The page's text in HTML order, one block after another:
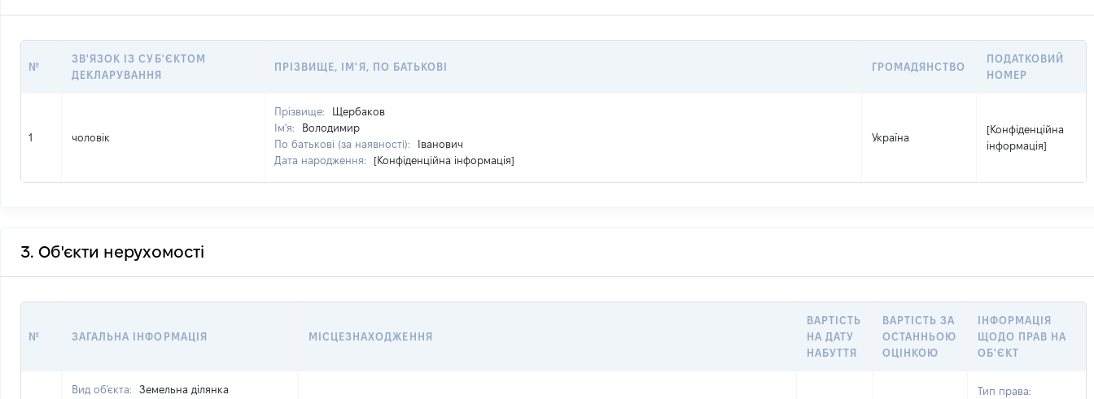
№
ЗВ'ЯЗОК ІЗ СУБ'ЄКТОМ
ДЕКЛАРУВАННЯ
ПРІЗВИЩЕ, ІМ'Я, ПО БАТЬКОВІ ГРОМАДЯНСТВО
ПОДАТКОВИЙ
НОМЕР
1 чоловік
Прізвище:
Щербаков
Ім'я:
Володимир
По батькові (за наявності):
Іванович
Дата народження:
[Конфіденційна інформація]
Україна
[Конфіденційна
інформація]
3. Об'єкти нерухомості
№ ЗАГАЛЬНА ІНФОРМАЦІЯ МІСЦЕЗНАХОДЖЕННЯ
ВАРТІСТЬ
НА ДАТУ
НАБУТТЯ
ВАРТІСТЬ ЗА
ОСТАННЬОЮ
ОЦІНКОЮ
ІНФОРМАЦІЯ
ЩОДО ПРАВ НА
ОБ'ЄКТ
Вид об'єкта:
Земельна ділянка
Тип права: